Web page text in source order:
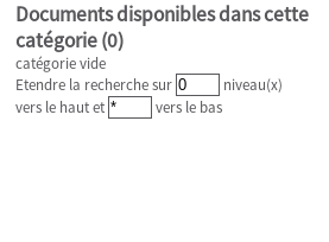
Documents disponibles dans cette
catégorie (0)
catégorie vide
Etendre la recherche sur
niveau(x)
vers le haut et
vers le bas